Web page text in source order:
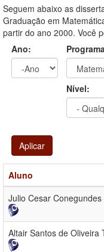
Seguem abaixo as
Graduação em
partir do ano 2000. Você
Ano:
Nível:
Aplicar
Aluno
Julio Cesar Conegundes
Altair Santos de Oliveira